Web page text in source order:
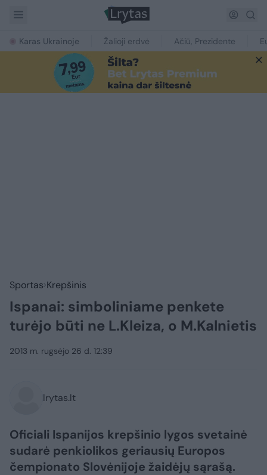
Karas Ukrainoje Žalioji erdvė Ačiū, Prezidente
Sportas Krepšinis
Ispanai: simboliniame penkete
turėjo būti ne L.Kleiza, o M.Kalnietis
2013 m. rugsėjo 26 d. 12:39
lrytas.lt
Oficiali Ispanijos krepšinio lygos svetainė
sudarė penkiolikos geriausių Europos
čempionato Slovėnijoje žaidėjų sąrašą.